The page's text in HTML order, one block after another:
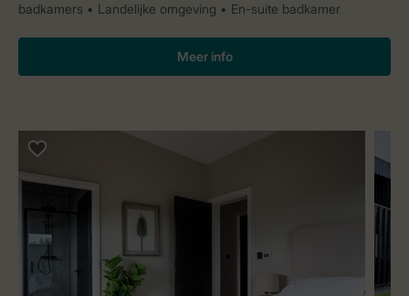
badkamers
Landelijke omgeving En-suite badkamer
Meer info